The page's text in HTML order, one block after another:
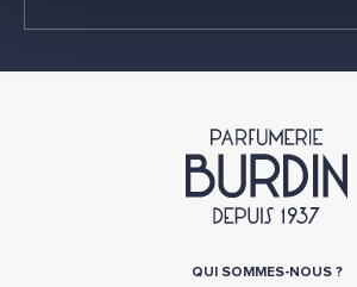
QUI SOMMES-NOUS ?